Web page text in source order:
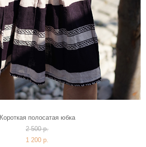
Короткая полосатая юбка
2 500 p.
1 200 p.